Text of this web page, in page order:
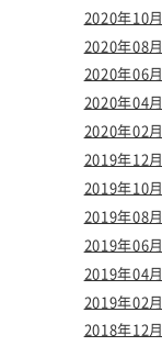
2020年10月
2020年08月
2020年06月
2020年04月
2020年02月
2019年12月
2019年10月
2019年08月
2019年06月
2019年04月
2019年02月
2018年12月